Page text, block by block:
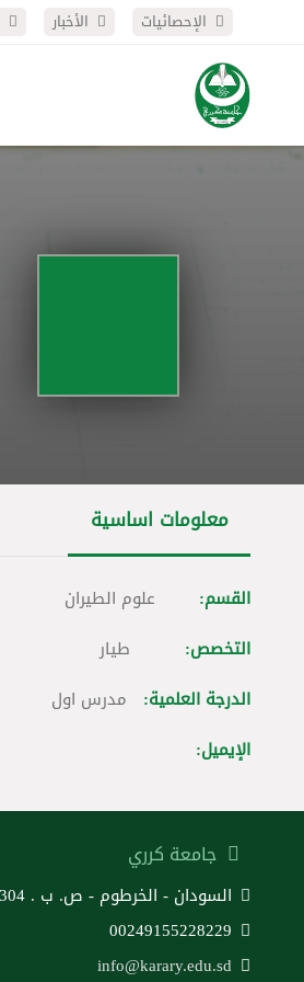
الإحصائيات الأخبار
معلومات اساسية
القسم:
علوم الطيران
التخصص: طيار
الدرجة العلمية:
مدرس اول
الإيميل:
جامعة كرري
السودان - الخرطوم - ص. ب . 12304
00249155228229
info@karary.edu.sd